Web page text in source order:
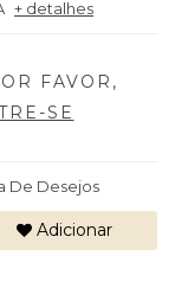
+ detalhes
SE
De Desejos
Adicionar